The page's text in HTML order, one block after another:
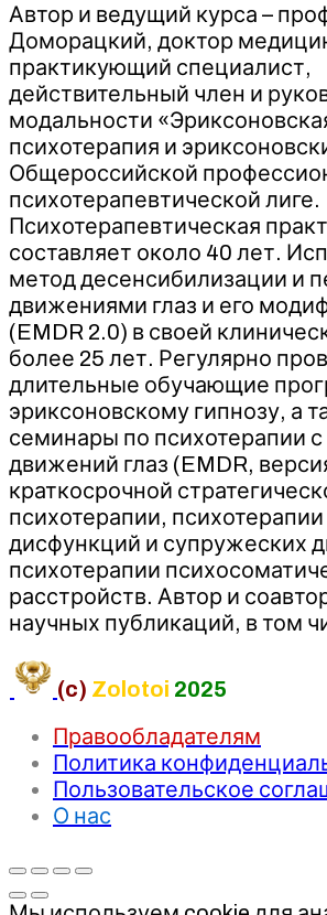
Автор и ведущий курса –
Доморацкий, доктор
практикующий специалист,
действительный член и
модальности
психотерапия и
Общероссийской
психотерапевтической лиге.
Психотерапевтическая
составляет около 40 лет.
метод десенсибилизации и
движениями глаз и его
(EMDR 2.0) в своей
более 25 лет. Регулярно
длительные обучающие
эриксоновскому гипнозу, а
семинары по психотерапии
движений глаз (EMDR,
краткосрочной
психотерапии,
дисфункций и супружеских
психотерапии
расстройств. Автор и
научных публикаций, в том
(c) Zolotoi 2025
Правообладателям
Политика
Пользовательское
О нас